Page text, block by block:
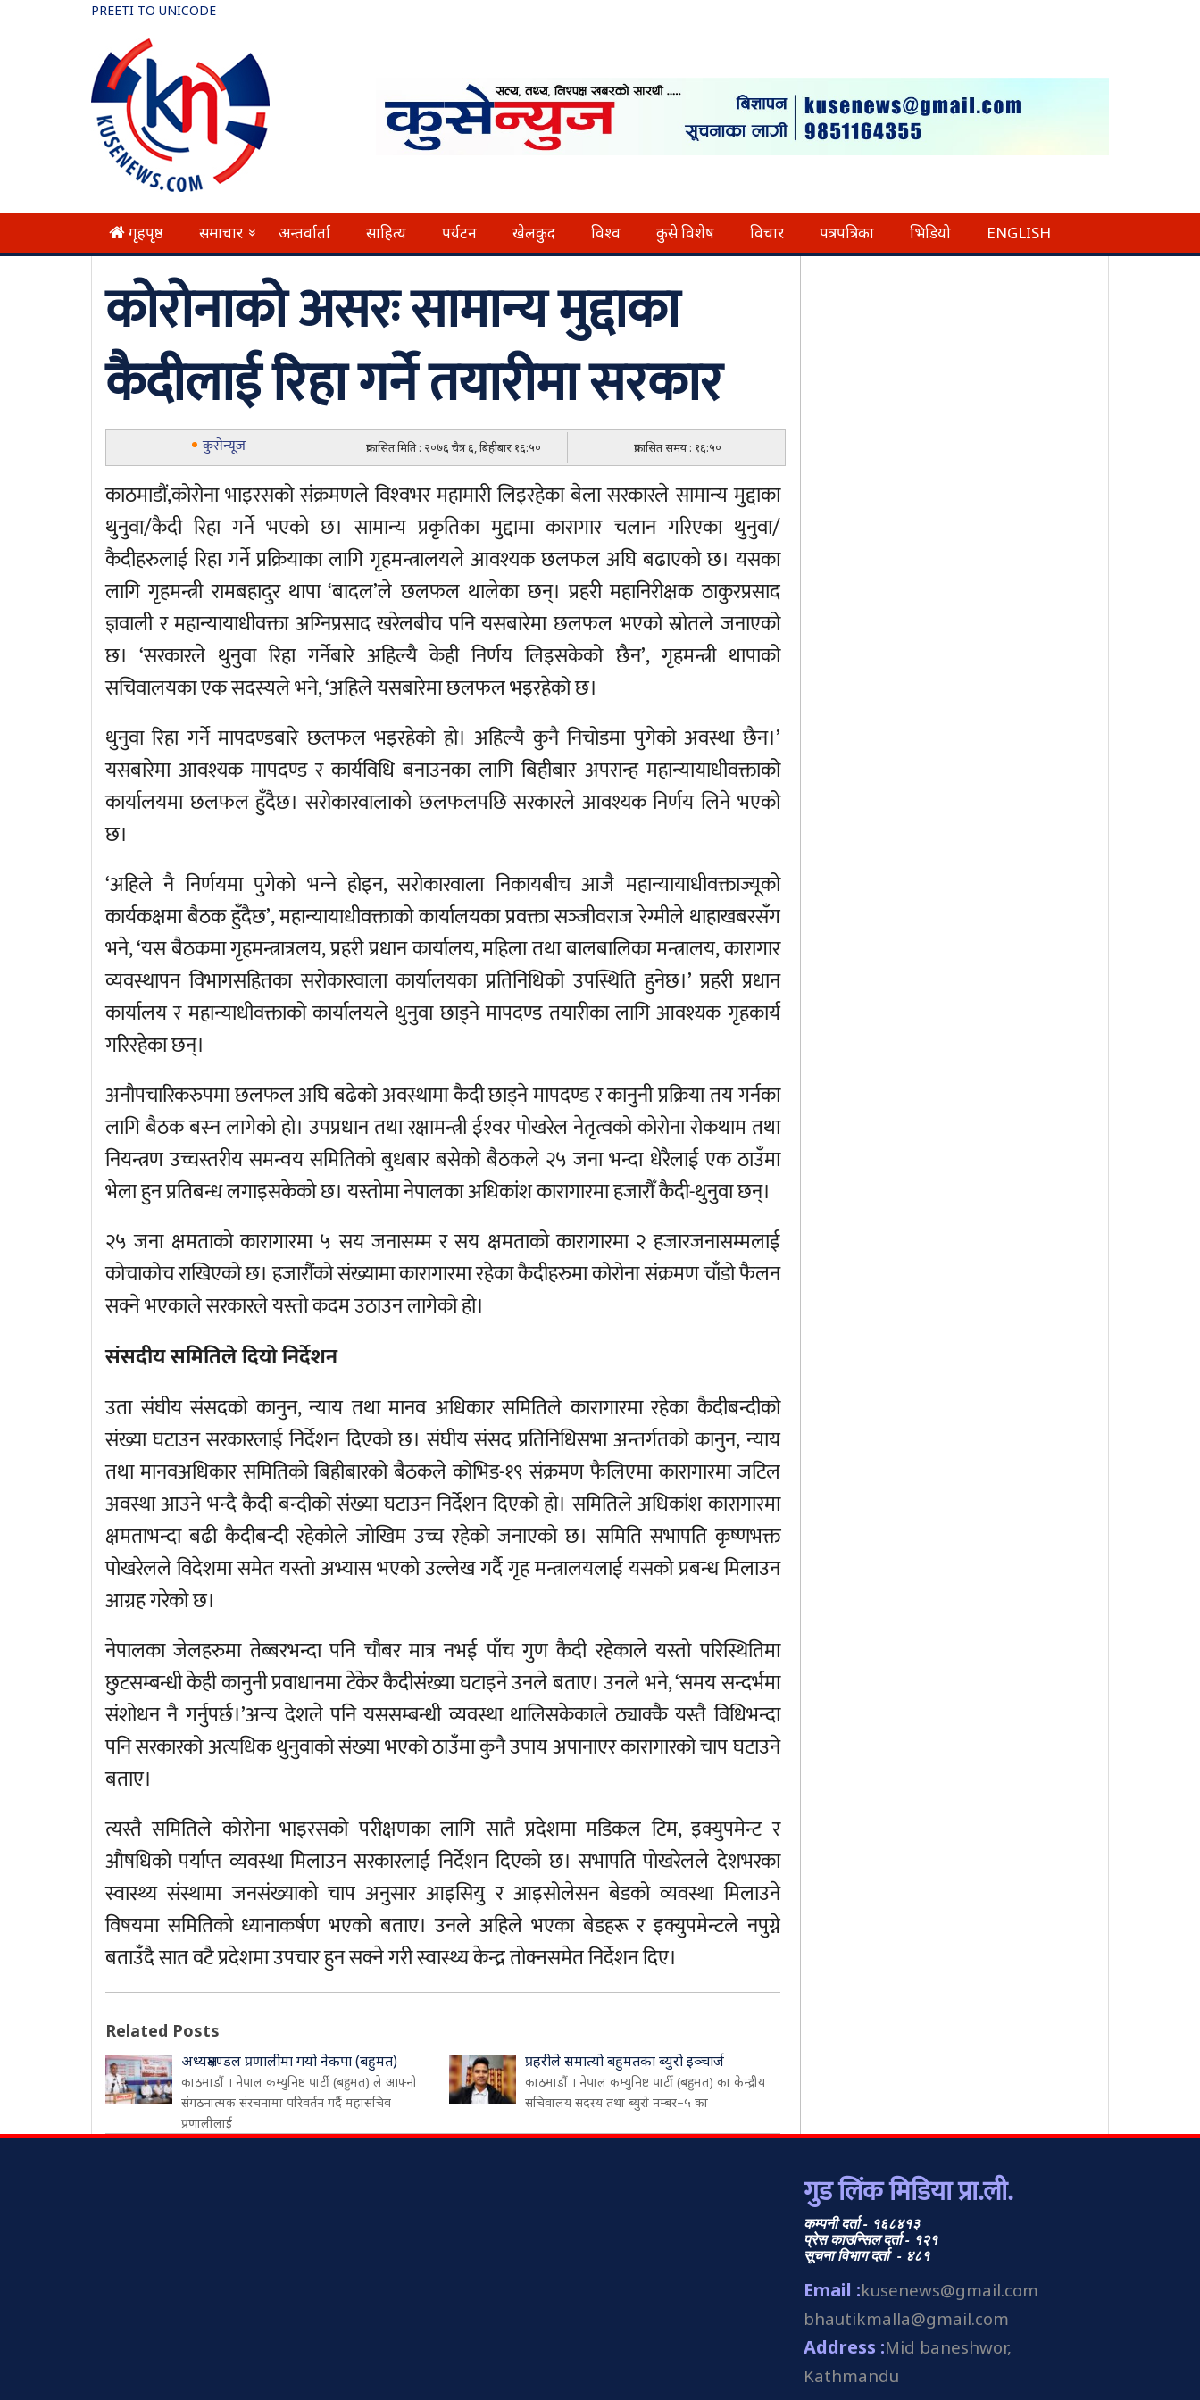
PREETI TO UNICODE
गृहपृष्ठ समाचार » अन्तर्वार्ता साहित्य पर्यटन खेलकुद विश्व कुसे विशेष विचार पत्रपत्रिका भिडियो ENGLISH
कोरोनाको असरः सामान्य मुद्दाका
कैदीलाई रिहा गर्ने तयारीमा सरकार
कुसेन्यूज प्रकासित मिति : २०७६ चैत्र ६, बिहीबार १६:५० प्रकासित समय : १६:५०
काठमाडौं,कोरोना भाइरसको संक्रमणले विश्‍वभर महामारी लिइरहेका बेला सरकारले सामान्य मुद्दाका
थुनुवा/कैदी रिहा गर्ने भएको छ। सामान्य प्रकृतिका मुद्दामा कारागार चलान गरिएका थुनुवा/
कैदीहरुलाई रिहा गर्ने प्रक्रियाका लागि गृहमन्त्रालयले आवश्यक छलफल अघि बढाएको छ। यसका
लागि गृहमन्त्री रामबहादुर थापा ‘बादल’ले छलफल थालेका छन्। प्रहरी महानिरीक्षक ठाकुरप्रसाद
ज्ञवाली र महान्यायाधीवक्ता अग्‍निप्रसाद खरेलबीच पनि यसबारेमा छलफल भएको स्रोतले जनाएको
छ। ‘सरकारले थुनुवा रिहा गर्नेबारे अहिल्यै केही निर्णय लिइसकेको छैन’, गृहमन्त्री थापाको
सचिवालयका एक सदस्यले भने, ‘अहिले यसबारेमा छलफल भइरहेको छ।
थुनुवा रिहा गर्ने मापदण्डबारे छलफल भइरहेको हो। अहिल्यै कुनै निचोडमा पुगेको अवस्था छैन।’
यसबारेमा आवश्यक मापदण्ड र कार्यविधि बनाउनका लागि बिहीबार अपरान्ह महान्यायाधीवक्ताको
कार्यालयमा छलफल हुँदैछ। सरोकारवालाको छलफलपछि सरकारले आवश्यक निर्णय लिने भएको
छ।
‘अहिले नै निर्णयमा पुगेको भन्‍ने होइन, सरोकारवाला निकायबीच आजै महान्यायाधीवक्ताज्यूको
कार्यकक्षमा बैठक हुँदैछ’, महान्यायाधीवक्ताको कार्यालयका प्रवक्ता सञ्‍जीवराज रेग्मीले थाहाखबरसँग
भने, ‘यस बैठकमा गृहमन्त्रात्रलय, प्रहरी प्रधान कार्यालय, महिला तथा बालबालिका मन्त्रालय, कारागार
व्यवस्थापन विभागसहितका सरोकारवाला कार्यालयका प्रतिनिधिको उपस्थिति हुनेछ।’ प्रहरी प्रधान
कार्यालय र महान्याधीवक्ताको कार्यालयले थुनुवा छाड्ने मापदण्ड तयारीका लागि आवश्यक गृहकार्य
गरिरहेका छन्।
अनौपचारिकरुपमा छलफल अघि बढेको अवस्थामा कैदी छाड्ने मापदण्ड र कानुनी प्रक्रिया तय गर्नका
लागि बैठक बस्‍न लागेको हो। उपप्रधान तथा रक्षामन्त्री ईश्‍वर पोखरेल नेतृत्वको कोरोना रोकथाम तथा
नियन्त्रण उच्चस्तरीय समन्वय समितिको बुधबार बसेको बैठकले २५ जना भन्दा धेरैलाई एक ठाउँमा
भेला हुन प्रतिबन्ध लगाइसकेको छ। यस्तोमा नेपालका अधिकांश कारागारमा हजारौँ कैदी-थुनुवा छन्।
२५ जना क्षमताको कारागारमा ५ सय जनासम्म र सय क्षमताको कारागारमा २ हजारजनासम्मलाई
कोचाकोच राखिएको छ। हजारौंको संख्यामा कारागारमा रहेका कैदीहरुमा कोरोना संक्रमण चाँडो फैलन
सक्ने भएकाले सरकारले यस्तो कदम उठाउन लागेको हो।
संसदीय समितिले दियो निर्देशन
उता संघीय संसदको कानुन, न्याय तथा मानव अधिकार समितिले कारागारमा रहेका कैदीबन्दीको
संख्या घटाउन सरकारलाई निर्देशन दिएको छ। संघीय संसद प्रतिनिधिसभा अन्तर्गतको कानुन, न्याय
तथा मानवअधिकार समितिको बिहीबारको बैठकले कोभिड-१९ संक्रमण फैलिएमा कारागारमा जटिल
अवस्था आउने भन्दै कैदी बन्दीको संख्या घटाउन निर्देशन दिएको हो। समितिले अधिकांश कारागारमा
क्षमताभन्दा बढी कैदीबन्दी रहेकोले जोखिम उच्च रहेको जनाएको छ। समिति सभापति कृष्णभक्त
पोखरेलले विदेशमा समेत यस्तो अभ्यास भएको उल्लेख गर्दै गृह मन्त्रालयलाई यसको प्रबन्ध मिलाउन
आग्रह गरेको छ।
नेपालका जेलहरुमा तेब्बरभन्दा पनि चौबर मात्र नभई पाँच गुण कैदी रहेकाले यस्तो परिस्थितिमा
छुटसम्बन्धी केही कानुनी प्रवाधानमा टेकेर कैदीसंख्या घटाइने उनले बताए। उनले भने, ‘समय सन्दर्भमा
संशोधन नै गर्नुपर्छ।’अन्य देशले पनि यससम्बन्धी व्यवस्था थालिसकेकाले ठ्याक्कै यस्तै विधिभन्दा
पनि सरकारको अत्यधिक थुनुवाको संख्या भएको ठाउँमा कुनै उपाय अपानाएर कारागारको चाप घटाउने
बताए।
त्यस्तै समितिले कोरोना भाइरसको परीक्षणका लागि सातै प्रदेशमा मडिकल टिम, इक्युपमेन्ट र
औषधिको पर्याप्त व्यवस्था मिलाउन सरकारलाई निर्देशन दिएको छ। सभापति पोखरेलले देशभरका
स्वास्थ्य संस्थामा जनसंख्याको चाप अनुसार आइसियु र आइसोलेसन बेडको व्यवस्था मिलाउने
विषयमा समितिको ध्यानाकर्षण भएको बताए। उनले अहिले भएका बेडहरू र इक्युपमेन्टले नपुग्ने
बताउँदै सात वटै प्रदेशमा उपचार हुन सक्ने गरी स्वास्थ्य केन्द्र तोक्नसमेत निर्देशन दिए।
Related Posts
अध्यक्षमण्डल प्रणालीमा गयो नेकपा (बहुमत)
काठमाडौं । नेपाल कम्युनिष्ट पार्टी (बहुमत) ले आफ्नो
संगठनात्मक संरचनामा परिवर्तन गर्दै महासचिव
प्रणालीलाई
प्रहरीले समात्यो बहुमतका ब्युरो इञ्चार्ज
काठमाडौं । नेपाल कम्युनिष्ट पार्टी (बहुमत) का केन्द्रीय
सचिवालय सदस्य तथा ब्युरो नम्बर–५ का
गुड लिंक मिडिया प्रा.ली.
कम्पनी दर्ता - १६८४१३
प्रेस काउन्सिल दर्ता - १२१
सूचना विभाग दर्ता - ४८१
Email :kusenews@gmail.com
bhautikmalla@gmail.com
Address :Mid baneshwor,
Kathmandu